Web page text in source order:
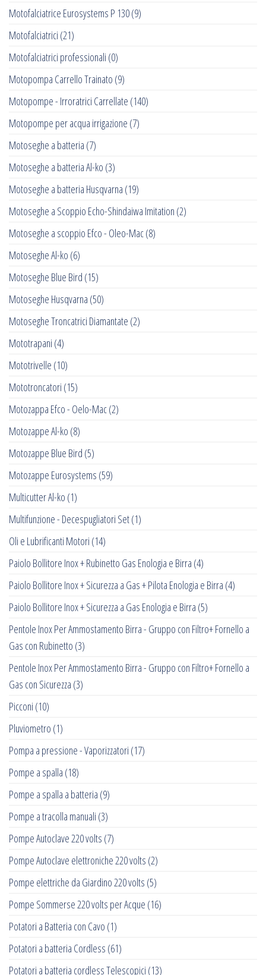
Motofalciatrice Eurosystems P 130(9)
Motofalciatrici (21)
Motofalciatrici professionali (0)
Motopompa Carrello Trainato (9)
Motopompe - Irroratrici Carrellate (140)
Motopompe per acqua irrigazione (7)
Motoseghe a batteria (7)
Motoseghe a batteria Al-ko (3)
Motoseghe a batteria Husqvarna (19)
Motoseghe a Scoppio Echo-Shindaiwa Imitation (2)
Motoseghe a scoppio Efco - Oleo-Mac(8)
Motoseghe Al-ko (6)
Motoseghe Blue Bird (15)
Motoseghe Husqvarna (50)
Motoseghe Troncatrici Diamantate (2)
Mototrapani (4)
Mototrivelle (10)
Mototroncatori (15)
Motozappa Efco - Oelo-Mac(2)
Motozappe Al-ko (8)
Motozappe Blue Bird (5)
Motozappe Eurosystems (59)
Multicutter Al-ko (1)
Multifunzione - Decespugliatori Set(1)
Oli e Lubrificanti Motori (14)
Paiolo Bollitore Inox + Rubinetto Gas Enologia e Birra (4)
Paiolo Bollitore Inox + Sicurezza a Gas + Pilota Enologia e Birra (4)
Paiolo Bollitore Inox + Sicurezza a Gas Enologia e Birra (5)
Pentole Inox Per Ammostamento Birra - Gruppo con Filtro+ Fornello a
Gas con Rubinetto (3)
Pentole Inox Per Ammostamento Birra - Gruppo con Filtro+ Fornello a
Gas con Sicurezza (3)
Picconi (10)
Pluviometro (1)
Pompa a pressione - Vaporizzatori (17)
Pompe a spalla (18)
Pompe a spalla a batteria (9)
Pompe a tracolla manuali (3)
Pompe Autoclave 220 volts (7)
Pompe Autoclave elettroniche 220 volts (2)
Pompe elettriche da Giardino 220 volts (5)
Pompe Sommerse 220 volts per Acque (16)
Potatori a Batteria con Cavo (1)
Potatori a batteria Cordless (61)
Potatori a batteria cordless Telescopici (13)